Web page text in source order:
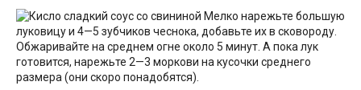
Мелко нарежьте большую
луковицу и 4—5 зубчиков чеснока, добавьте их в сковороду.
Обжаривайте на среднем огне около 5 минут. А пока лук
готовится, нарежьте 2—3 моркови на кусочки среднего
размера (они скоро понадобятся).